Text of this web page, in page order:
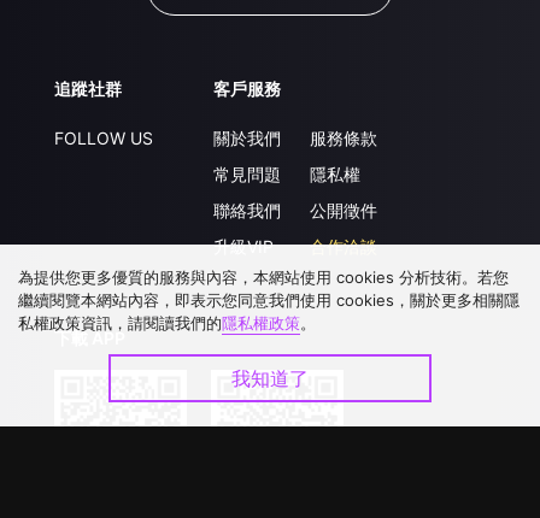
追蹤社群
FOLLOW US
客戶服務
關於我們
常見問題
聯絡我們
升級VIP
服務條款
隱私權
公開徵件
合作洽談
下載 APP
為提供您更多優質的服務與內容，本網站使用 cookies 分析技術。若您
繼續閱覽本網站內容，即表示您同意我們使用 cookies，關於更多相關隱
私權政策資訊，請閱讀我們的隱私權政策。
我知道了